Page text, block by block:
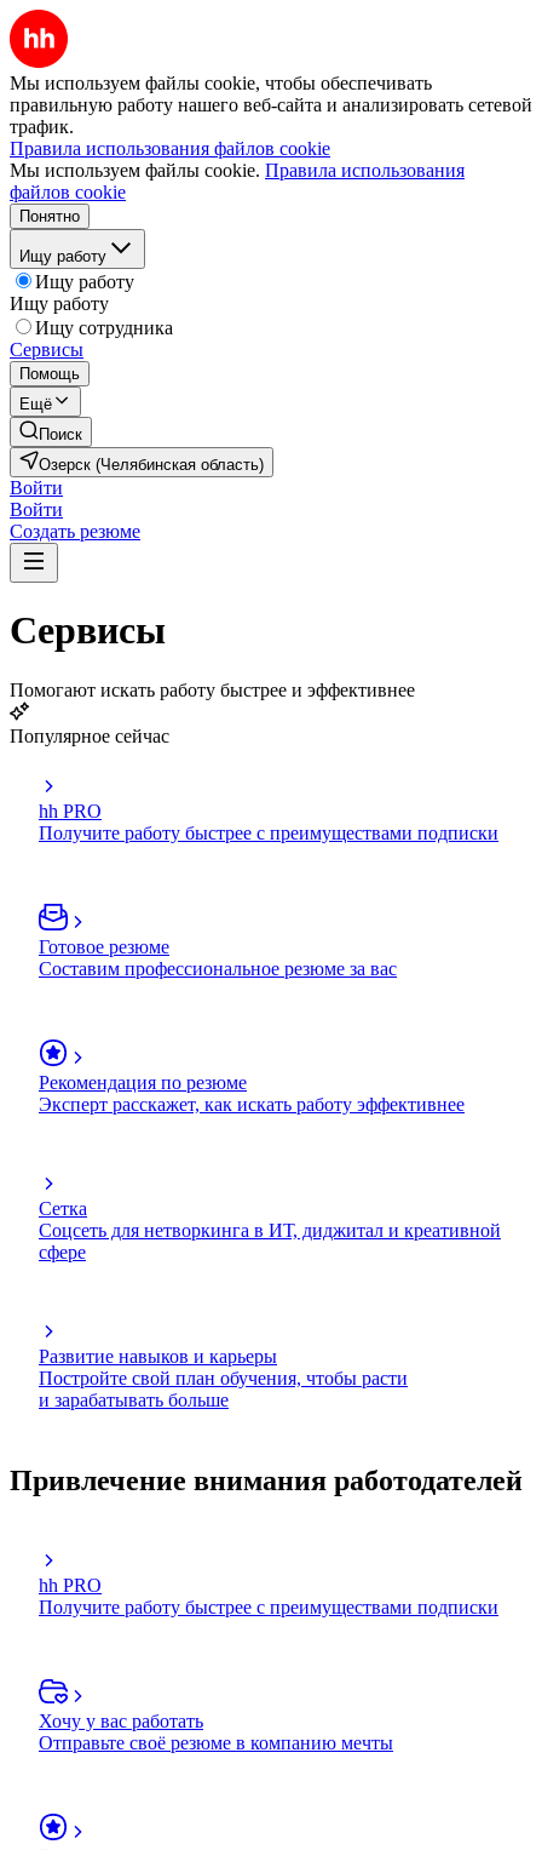
Мы используем файлы cookie, чтобы обеспечивать
правильную работу нашего веб-сайта и анализировать сетевой
трафик.
Правила использования файлов cookie
Мы используем файлы cookie. Правила использования
файлов cookie
Понятно
Ищу работу
Ищу работу
Ищу работу
Ищу сотрудника
Сервисы
Помощь
Ещё
Поиск
Озерск (Челябинская область)
Войти
Войти
Создать резюме
Сервисы
Помогают искать работу быстрее и эффективнее
Популярное сейчас
hh PRO
Получите работу быстрее с преимуществами подписки
Готовое резюме
Составим профессиональное резюме за вас
Рекомендация по резюме
Эксперт расскажет, как искать работу эффективнее
Сетка
Соцсеть для нетворкинга в ИТ, диджитал и креативной
сфере
Развитие навыков и карьеры
Постройте свой план обучения, чтобы расти
и зарабатывать больше
Привлечение внимания работодателей
hh PRO
Получите работу быстрее с преимуществами подписки
Хочу у вас работать
Отправьте своё резюме в компанию мечты